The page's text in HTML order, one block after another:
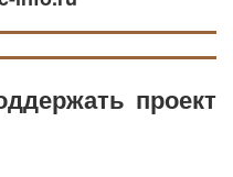
проект